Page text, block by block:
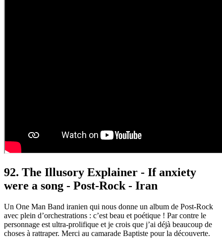
92. The Illusory Explainer - If anxiety
were a song - Post-Rock - Iran
Un One Man Band iranien qui nous donne un album de Post-Rock
avec plein d’orchestrations : c’est beau et poétique ! Par contre le
personnage est ultra-prolifique et je crois que j’ai déjà beaucoup de
choses à rattraper. Merci au camarade Baptiste pour la découverte.